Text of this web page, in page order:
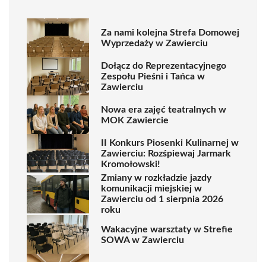
Za nami kolejna Strefa Domowej
Wyprzedaży w Zawierciu
Dołącz do Reprezentacyjnego
Zespołu Pieśni i Tańca w
Zawierciu
Nowa era zajęć teatralnych w
MOK Zawiercie
II Konkurs Piosenki Kulinarnej w
Zawierciu: Rozśpiewaj Jarmark
Kromołowski!
Zmiany w rozkładzie jazdy
komunikacji miejskiej w
Zawierciu od 1 sierpnia 2026
roku
Wakacyjne warsztaty w Strefie
SOWA w Zawierciu